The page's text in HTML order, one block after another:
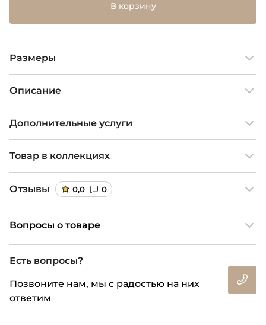
В корзину
Размеры
Описание
Дополнительные услуги
Товар в коллекциях
Отзывы 0,0 0
Вопросы о товаре
Есть вопросы?
Позвоните нам, мы с радостью на них
ответим